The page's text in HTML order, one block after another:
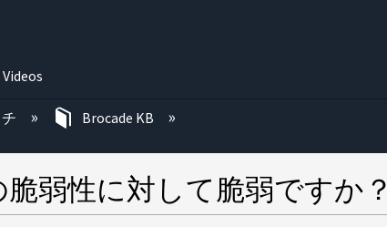
Videos
たむ Brocade KB
脆弱性に対して脆弱ですか？